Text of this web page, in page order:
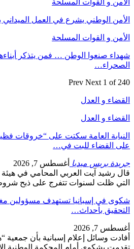
الأمن الوطني يشرع في العمل
الأمن و القوات المسلحة
شهداء صنعوا الوطن … فمن يتذكر
الصحراء…
Prev Next 1 of 240
القضاء و العدل
القضاء و العدل
النيابة العامة سكتت على “خروقات
على القضاء للبت في…
جريدة بريس ميديا أغسطس 7, 2026
قال رشيد آيت العربي المحامي في هيئة
التي ظلت لسنوات تتفرج على ذبح
شكوى في إسبانيا تستهدف مسؤولين
التحقيق بأحداث…
أغسطس 7, 2026
تقدمت بشكوى أمام المحكمة الوطنية